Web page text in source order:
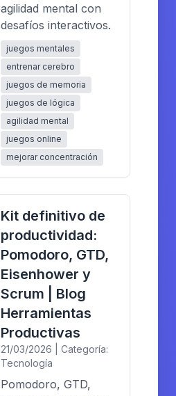
agilidad mental con
desafíos interactivos.
juegos mentales
entrenar cerebro
juegos de memoria
juegos de lógica
agilidad mental
juegos online
mejorar concentración
Kit definitivo de
productividad:
Pomodoro, GTD,
Eisenhower y
Scrum | Blog
Herramientas
Productivas
21/03/2026 | Categoría:
Tecnología
Pomodoro, GTD,